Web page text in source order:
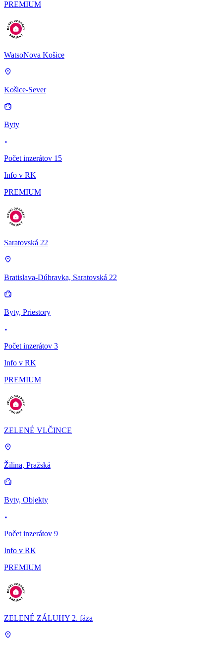
PREMIUM
WatsoNova Košice
Košice-Sever
Byty
Počet inzerátov 15
Info v RK
PREMIUM
Saratovská 22
Bratislava-Dúbravka, Saratovská 22
Byty, Priestory
Počet inzerátov 3
Info v RK
PREMIUM
ZELENÉ VLČINCE
Žilina, Pražská
Byty, Objekty
Počet inzerátov 9
Info v RK
PREMIUM
ZELENÉ ZÁLUHY 2. fáza